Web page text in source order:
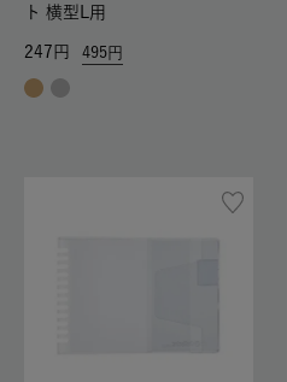
ト 横型L用
495
247